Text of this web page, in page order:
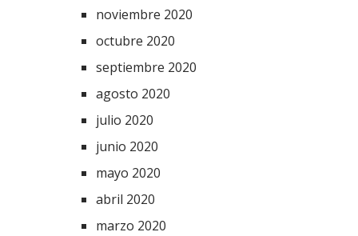
noviembre 2020
octubre 2020
septiembre 2020
agosto 2020
julio 2020
junio 2020
mayo 2020
abril 2020
marzo 2020